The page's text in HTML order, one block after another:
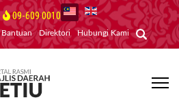
09-609 0010
Bantuan Direktori Hubungi Kami